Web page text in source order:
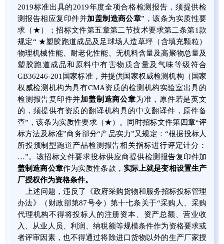
2019标准出具的2019年度全项合格检测报告，须提供检
测报告相应复印件并加盖制造商公章”，该条为实质性要
求（★）；招标文件第五章第二节技术要求第二条第1款
规定“ ★塑胶跑道成品及足球场人造草坪（含填充颗粒）
物理机械性能、耐老化性能、无机料含量及高聚物总量及
塑胶跑道成品和原料中有害物质含量及气味等级符合
GB36246-201国家标准，并提供国家权威检测机构（国家
权威检测机构为具有CMA资质的检测机构实验室出具的
检测报告复印件并加盖制造商公章为准，原件若是英文
的，须提供有资质的翻译机构具的中文翻译件，原件备
查”，该条为实质性要求（★）。同时招标文件第四章“评
标方法及标准”商务部分“产品实力”又规定：“根据投标人
所投预制型跑道产品检测报告相关指标进行评定计分：
…”。该招标文件要求投标供应商提供检测报告复印件加
盖制造商公章作为实质性条款， 实际上就是变相设置生产
厂授权作为资格条件。
上述问题，违反了《政府采购货物和服务招标投标管理
办法》（财政部第87号令）第十七条关于“采购人、采购
代理机构不得将投标人的注册资本、资产总额、营业收
入、从业人员、利润、纳税额等规模条件作为资格要求或
者评审因素，也不得通过将除进口货物以外的生产厂家授